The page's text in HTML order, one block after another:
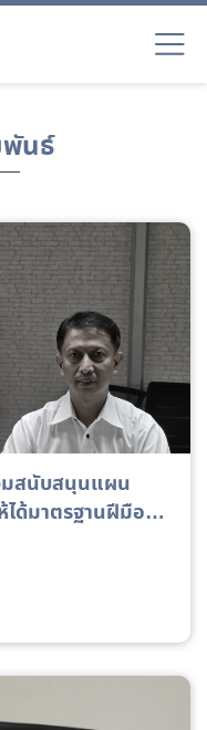
พันธ์
สนับสนุนแผน
ด้มาตรฐานฝีมือ